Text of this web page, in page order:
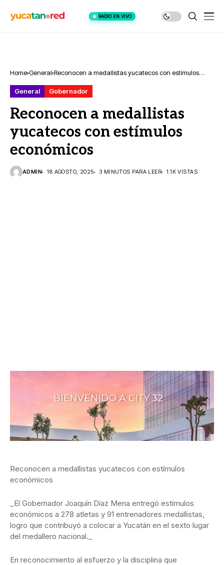
RADIO EN VIVO
Home General Reconocen a medallistas yucatecos con estímulos
General
Gobernador
Reconocen a medallistas
yucatecos con estímulos
económicos
ADMIN 18 AGOSTO, 2025 3 MINUTOS PARA LEER 1.1K VISTAS
Reconocen a medallistas yucatecos con estímulos
económicos
_El Gobernador Joaquín Díaz Mena entregó estímulos
económicos a 278 atletas y 91 entrenadores medallistas,
logro que contribuyó a colocar a Yucatán en el sexto lugar
del medallero nacional._
En reconocimiento al esfuerzo y la disciplina que